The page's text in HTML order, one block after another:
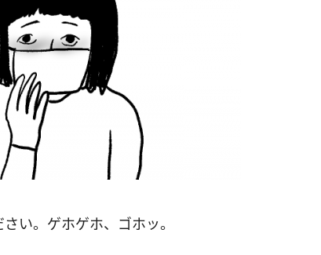
い。ゲホゲホ、ゴホッ。